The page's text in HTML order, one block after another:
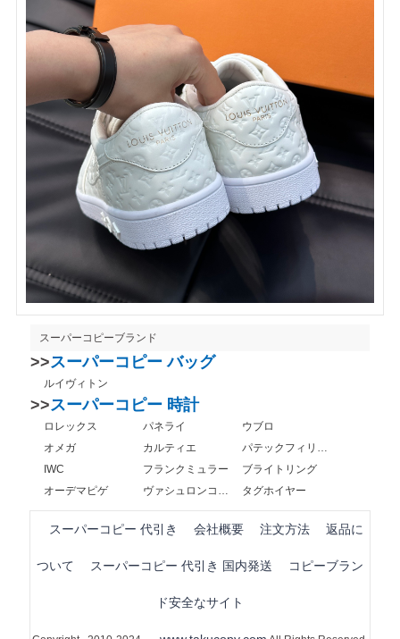
スーパーコピーブランド
>>スーパーコピー バッグ
ルイヴィトン
>>スーパーコピー 時計
ロレックス パネライ
ウブロ
オメガ
カルティエ
パテックフィリップ
IWC
フランクミュラー
ブライトリング
オーデマピゲ
ヴァシュロンコンスタンタン タグホイヤー
スーパーコピー 代引き 会社概要 注文方法 返品に
ついて スーパーコピー 代引き 国内発送 コピーブラン
ド安全なサイト